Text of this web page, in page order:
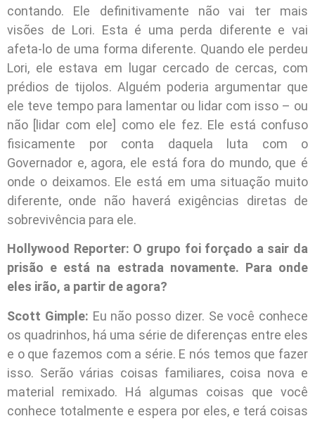
contando. Ele definitivamente não vai ter mais
visões de Lori. Esta é uma perda diferente e vai
afeta-lo de uma forma diferente. Quando ele perdeu
Lori, ele estava em lugar cercado de cercas, com
prédios de tijolos. Alguém poderia argumentar que
ele teve tempo para lamentar ou lidar com isso – ou
não [lidar com ele] como ele fez. Ele está confuso
fisicamente por conta daquela luta com o
Governador e, agora, ele está fora do mundo, que é
onde o deixamos. Ele está em uma situação muito
diferente, onde não haverá exigências diretas de
sobrevivência para ele.
Hollywood Reporter: O grupo foi forçado a sair da
prisão e está na estrada novamente. Para onde
eles irão, a partir de agora?
Scott Gimple: Eu não posso dizer. Se você conhece
os quadrinhos, há uma série de diferenças entre eles
e o que fazemos com a série. E nós temos que fazer
isso. Serão várias coisas familiares, coisa nova e
material remixado. Há algumas coisas que você
conhece totalmente e espera por eles, e terá coisas